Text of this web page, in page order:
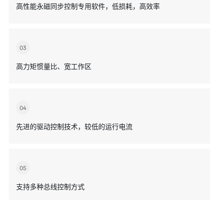
高性能永磁同步控制专用软件，低损耗，高效率
03
高力矩惯量比、宽工作区
04
先进的驱动控制技术，较低的运行电流
05
支持多种总线控制方式